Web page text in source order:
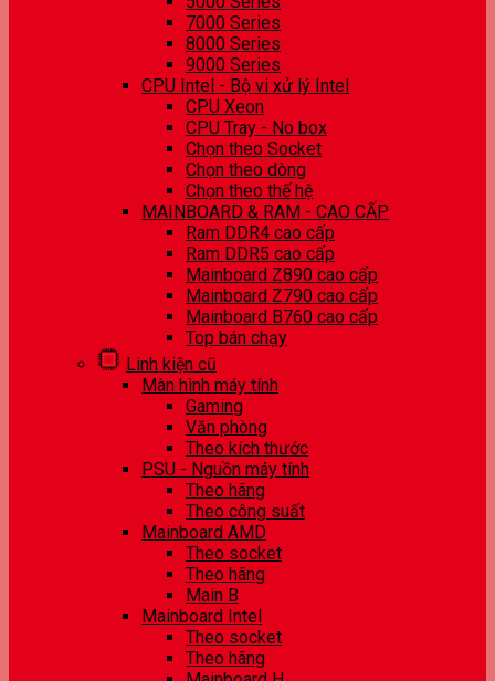
7000 Series
8000 Series
9000 Series
CPU Intel - Bộ vi xử lý Intel
CPU Xeon
CPU Tray - No box
Chọn theo Socket
Chọn theo dòng
Chọn theo thế hệ
MAINBOARD & RAM - CAO CẤP
Ram DDR4 cao cấp
Ram DDR5 cao cấp
Mainboard Z890 cao cấp
Mainboard Z790 cao cấp
Mainboard B760 cao cấp
Top bán chạy
Linh kiện cũ
Màn hình máy tính
Gaming
Văn phòng
Theo kích thước
PSU - Nguồn máy tính
Theo hãng
Theo công suất
Mainboard AMD
Theo socket
Theo hãng
Main B
Mainboard Intel
Theo socket
Theo hãng